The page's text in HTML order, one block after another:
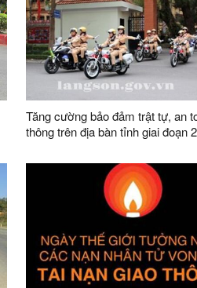
Tăng cường bảo đảm trật tự, an
thông trên địa bàn tỉnh giai đoạn